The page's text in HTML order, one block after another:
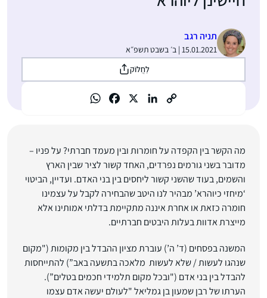
תניה רגב
15.01.2021 | ב׳ בשבט תשפ״א
לַחֲלוֹק
מה הקשר בין הקפדה על חומרות ובין מעמד חברתי? על פניו –
מדובר בשני גורמים נפרדים, האחד קשור לציר שבין הארץ
והשמים, בעוד שהשני קשור ליחסים בין בני האדם. ועדיין, הביטוי
‘מיחזי כיוהרא’ מבהיר לנו היטב שהבחירה לקבל על עצמינו
חומרה כזאת או אחרת איננה מתקיימת בדלתי אמותינו אלא
מייצרת אדוות בעלות היבטים חברתיים.
המשנה בפסחים (ד’ ה’) עוברת מציון ההבדל בין מקומות ("מקום
שנהגו לעשות / שלא לעשות מלאכה בתשעה באב”) להתייחסות
להבדל בין בני אדם ("ובכל מקום תלמידי חכמים בטלים”).
הערתו של רבן שמעון בן גמליאל "לעולם יעשה אדם עצמו